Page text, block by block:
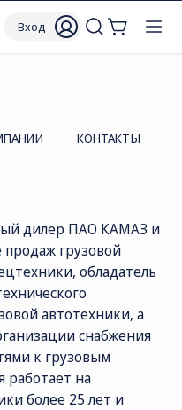
Вход
КОНТАКТЫ
дилер ПАО КАМАЗ и
грузовой
обладатель
автотехники, а
снабжения
к грузовым
работает на
более 25 лет и